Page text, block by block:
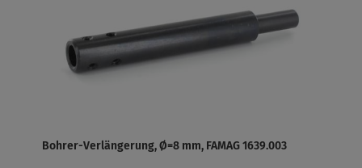
Bohrer-Verlängerung, Ø=8 mm, FAMAG 1639.003